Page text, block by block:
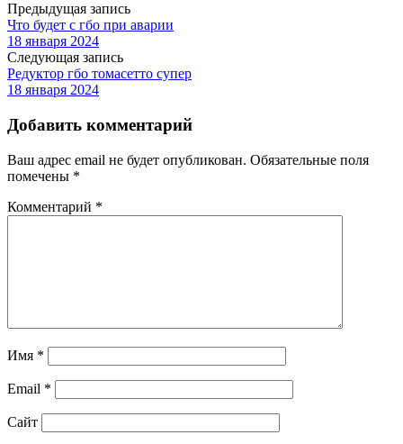
Предыдущая запись
Что будет с гбо при аварии
18 января 2024
Следующая запись
Редуктор гбо томасетто супер
18 января 2024
Добавить комментарий
Ваш адрес email не будет опубликован. Обязательные поля
помечены *
Комментарий *
Имя *
Email *
Сайт